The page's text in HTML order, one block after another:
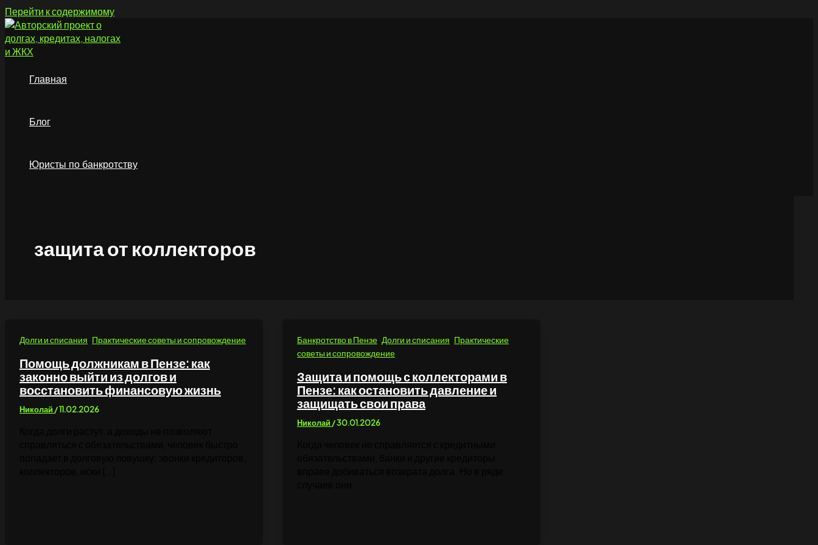
Перейти к содержимому
Главная
Блог
Юристы по банкротству
защита от коллекторов
Долги и списания Практические советы и сопровождение
Помощь должникам в Пензе: как
законно выйти из долгов и
восстановить финансовую жизнь
Николай /11.02.2026
Банкротство в Пензе, Долги и списания Практические
советы и сопровождение
Защита и помощь с коллекторами в
Пензе: как остановить давление и
защищать свои права
Николай /30.01.2026